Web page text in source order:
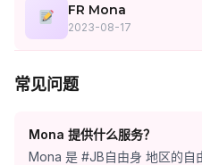
FR Mona
2023-08-17
常见问题
Mona 提供什么服务？
Mona 是 #JB自由身 地区的自